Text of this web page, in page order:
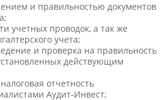
и правильностью документов
учетных проводок, а так же
учета;
и проверка на правильность
действующим
отчетность
Аудит-Инвест;